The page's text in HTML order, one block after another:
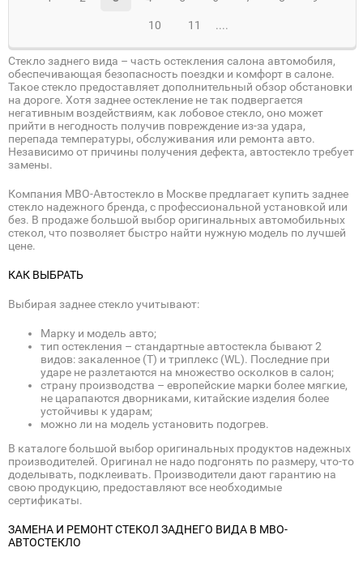
10 11 ....
Стекло заднего вида – часть остекления салона автомобиля,
обеспечивающая безопасность поездки и комфорт в салоне.
Такое стекло предоставляет дополнительный обзор обстановки
на дороге. Хотя заднее остекление не так подвергается
негативным воздействиям, как лобовое стекло, оно может
прийти в негодность получив повреждение из-за удара,
перепада температуры, обслуживания или ремонта авто.
Независимо от причины получения дефекта, автостекло требует
замены.
Компания МВО-Автостекло в Москве предлагает купить заднее
стекло надежного бренда, с профессиональной установкой или
без. В продаже большой выбор оригинальных автомобильных
стекол, что позволяет быстро найти нужную модель по лучшей
цене.
КАК ВЫБРАТЬ
Выбирая заднее стекло учитывают:
Марку и модель авто;
тип остекления – стандартные автостекла бывают 2
видов: закаленное (Т) и триплекс (WL). Последние при
ударе не разлетаются на множество осколков в салон;
страну производства – европейские марки более мягкие,
не царапаются дворниками, китайские изделия более
устойчивы к ударам;
можно ли на модель установить подогрев.
В каталоге большой выбор оригинальных продуктов надежных
производителей. Оригинал не надо подгонять по размеру, что-то
доделывать, подклеивать. Производители дают гарантию на
свою продукцию, предоставляют все необходимые
сертификаты.
ЗАМЕНА И РЕМОНТ СТЕКОЛ ЗАДНЕГО ВИДА В МВО-
АВТОСТЕКЛО